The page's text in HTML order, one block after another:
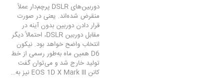
دوربین‌های DSLR پرچم‌دار عملاً
منقرض شده‌اند. یعنی در صورت
قرار دادن دوربین بدون آینه در
مقابل دوربین DSLR، احتمالاً دیگر
انتخاب واضح خواهد بود. نیکون
D6 همین ماه به‌طور رسمی از خط
تولید خارج شد و می‌توان گفت
کانن EOS 1D X Mark III نیز به…